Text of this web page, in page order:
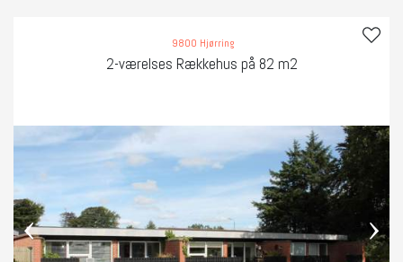
9800 Hjørring
2-værelses Rækkehus på 82 m2
‹ ›